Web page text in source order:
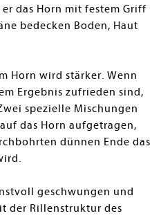
das Horn mit festem Griff
bedecken Boden, Haut
Horn wird stärker. Wenn
Ergebnis zufrieden sind,
spezielle Mischungen
das Horn aufgetragen,
dünnen Ende das
geschwungen und
der Rillenstruktur des